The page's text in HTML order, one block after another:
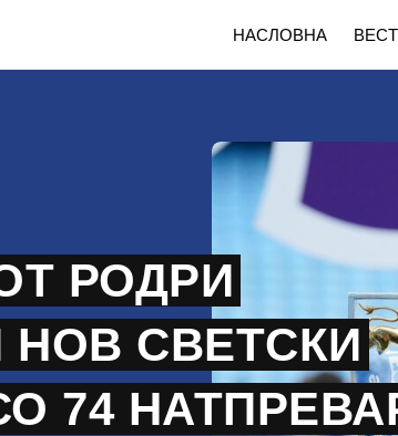
НАСЛОВНА
РОДРИ
НОВ СВЕТСКИ
74